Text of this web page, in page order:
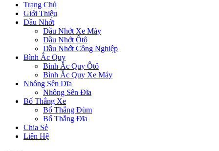
Trang Chủ
Giới Thiệu
Dầu Nhớt
Dầu Nhớt Xe Máy
Dầu Nhớt Ôtô
Dầu Nhớt Công Nghiệp
Bình Ắc Quy
Bình Ắc Quy Ôtô
Bình Ắc Quy Xe Máy
Nhông Sên Dĩa
Nhông Sên Đĩa
Bố Thắng Xe
Bố Thắng Đùm
Bố Thắng Đĩa
Chia Sẻ
Liên Hệ